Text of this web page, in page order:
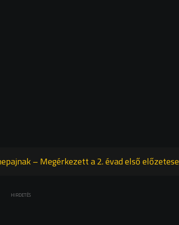
– Megérkezett a 2. évad első előzetese
HIRDETÉS